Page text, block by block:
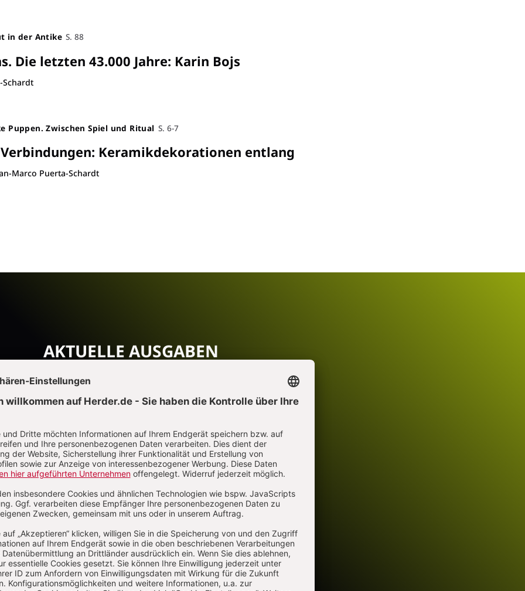
in der Antike S. 88
Die letzten 43.000 Jahre: Karin Bojs
Schardt
Puppen. Zwischen Spiel und Ritual S. 6-7
: Keramikdekorationen entlang
Marco Puerta-Schardt
AKTUELLE AUSGABEN